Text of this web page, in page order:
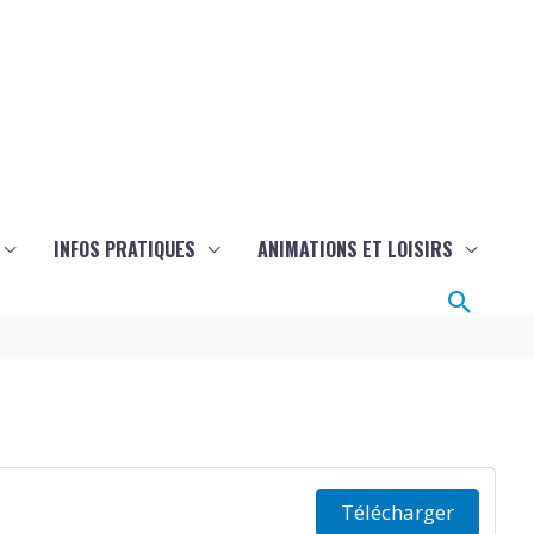
INFOS PRATIQUES ANIMATIONS ET LOISIRS
Télécharger